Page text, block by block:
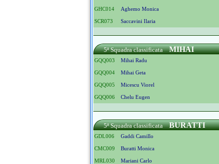
GHC014 Aghemo Monica
SCR073 Saccavini Ilaria
5ª Squadra classificata MIHAI
GQQ003 Mihai Radu
GQQ004 Mihai Geta
GQQ005 Micescu Viorel
GQQ006 Chelu Eugen
5ª Squadra classificata BURATTI
GDL006 Gaddi Camillo
CMC009 Buratti Monica
MRL030 Mariani Carlo